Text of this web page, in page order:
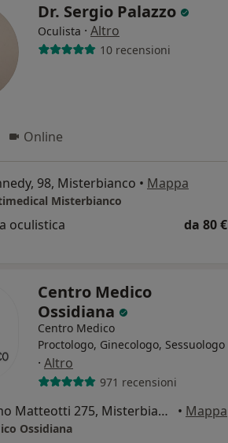
Dr. Sergio Palazzo
Oculista · Altro
10 recensioni
Online
98, Misterbianco • Mappa
Misterbianco
oculistica da 80 €
Centro Medico
Ossidiana
Centro Medico
Proctologo, Ginecologo, Sessuologo
· Altro
971 recensioni
Via Giacomo Matteotti 275, Misterbianco • Mappa
Ossidiana